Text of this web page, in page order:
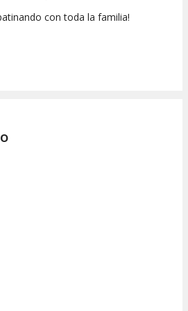
con toda la familia!